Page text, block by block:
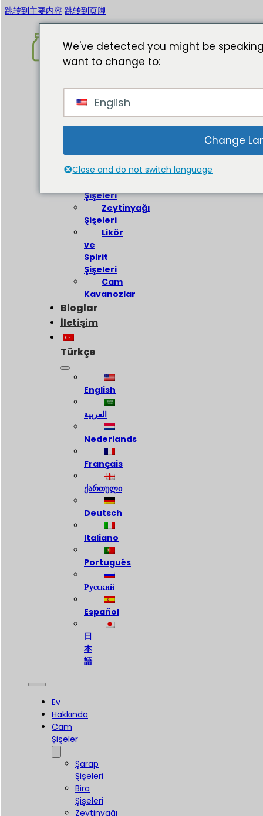
跳转到主要内容 跳转到页脚
Ev
Hakkında
Cam
Şarap
Şişeleri
Şişeleri
Zeytinyağı
Şişeleri
Likör
ve
Spirit
Şişeleri
Cam
Kavanozlar
Bloglar
İletişim
Türkçe
English
العربية
Nederlands
Français
ქართული
Deutsch
Italiano
Português
Русский
Español
日
本
語
Ev
Hakkında
Cam
Şişeler
Şarap
Şişeleri
Bira
Şişeleri
Zeytinyağı
We've detected you might be
want to change to:
English
Change
Close and do not switch language